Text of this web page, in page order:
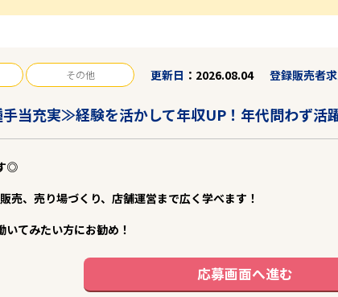
その他 更新日 2026.08.04 登録販売者
当充実≫経験を活かして年収UP！年代問わず活
◎
売、売り場づくり、店舗運営まで広く学べます！
いてみたい方にお勧め！
応募画面へ進む